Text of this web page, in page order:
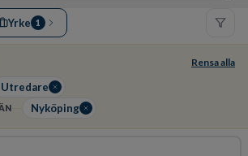
Yrke 1
Rensa alla
Utredare
Nyköping